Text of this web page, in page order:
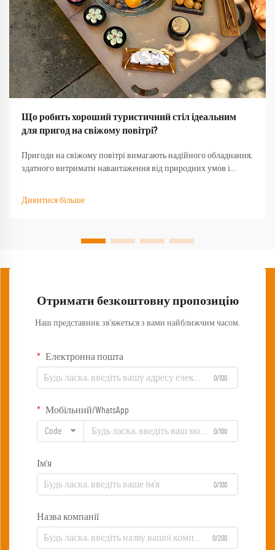
Що робить хороший туристичний стіл ідеальним
для пригод на свіжому повітрі?
Пригоди на свіжому повітрі вимагають надійного обладнання,
здатного витримати навантаження від природних умов і
успішного досвіду на природі, перетворюючи базовий
Дивитися більше
Отримати безкоштовну пропозицію
Наш представник зв'яжеться з вами найближчим часом.
Електронна пошта
0/100
Мобільний/WhatsApp
Code 0/100
Ім'я
0/100
Назва компанії
0/200